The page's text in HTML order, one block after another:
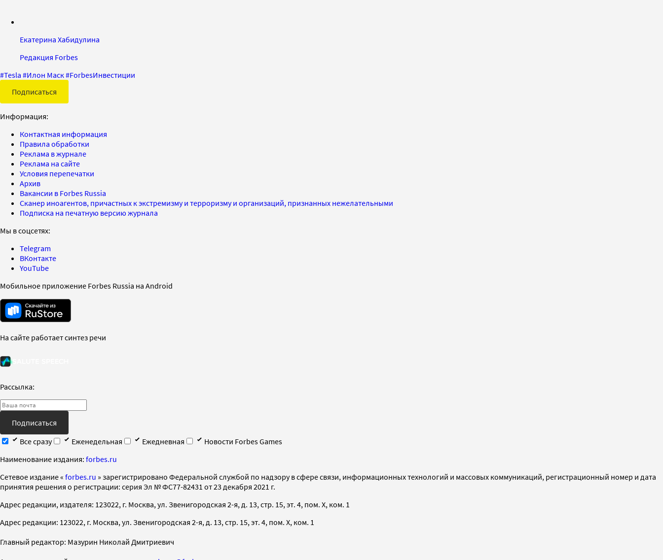
Екатерина Хабидулина
Редакция Forbes
#Tesla #Илон Маск#ForbesИнвестиции
Подписаться
Информация:
Контактная информация
Правила обработки
Реклама в журнале
Реклама на сайте
Условия перепечатки
Архив
Вакансии в Forbes Russia
Сканер иноагентов, причастных к экстремизму и терроризму и организаций, признанных нежелательными
Подписка на печатную версию журнала
Мы в соцсетях:
Telegram
ВКонтакте
YouTube
Мобильное приложение Forbes Russia на Android
На сайте работает синтез речи
Рассылка:
Подписаться
Все сразу
Еженедельная Ежедневная
Новости Forbes Games
Наименование издания: forbes.ru
Cетевое издание « forbes.ru » зарегистрировано Федеральной службой по надзору в сфере связи, информационных технологий и массовых коммуникаций, регистрационный номер и дата
принятия решения о регистрации: серия Эл № ФС77-82431 от 23 декабря 2021 г.
Адрес редакции, издателя: 123022, г. Москва, ул. Звенигородская 2-я, д. 13, стр. 15, эт. 4, пом. X, ком. 1
Адрес редакции: 123022, г. Москва, ул. Звенигородская 2-я, д. 13, стр. 15, эт. 4, пом. X, ком. 1
Главный редактор: Мазурин Николай Дмитриевич